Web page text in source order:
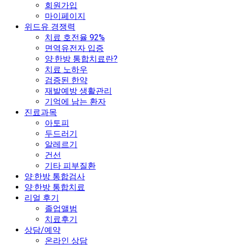
회원가입
마이페이지
위드유 경쟁력
치료 호전율 92%
면역유전자 입증
양·한방 통합치료란?
치료 노하우
검증된 한약
재발예방 생활관리
기억에 남는 환자
진료과목
아토피
두드러기
알레르기
건선
기타 피부질환
양·한방 통합검사
양·한방 통합치료
리얼 후기
졸업앨범
치료후기
상담/예약
온라인 상담